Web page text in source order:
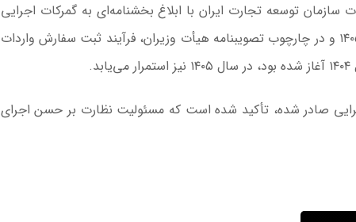
سازمان توسعه تجارت ایران با ابلاغ بخشنامه‌ای به گمرکات اجرایی
اعلام کرد: بر اساس ماده ۹۲ ضوابط ابلاغی قانون بودجه سال ۱۴۰۵ و در چارچوب تصویبنامه هیأت وزیران، فرآیند ثبت سفارش واردات
صادر شده، تأکید شده است که مسئولیت نظارت بر حسن اجرای